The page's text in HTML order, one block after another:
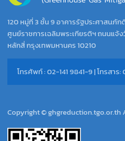
120 หมู่ที่ 3 ชั้น 9 อาคารรัฐประศาสนภัก
ศูนย์ราชการเฉลิมพระเกียรติฯ ถนนแจ้
หลักสี่ กรุงเทพมหานคร 10210
โทรศัพท์ : 02-141 9841-9 | โทรสาร
Copyright © ghgreduction.tgo.or.th